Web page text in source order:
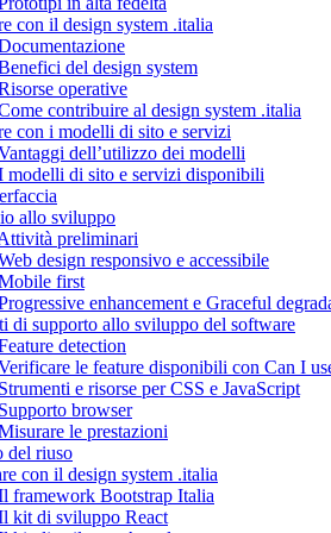
con il design system .italia
del design system
operative
contribuire al design system .italia
con i modelli di sito e servizi
dell’utilizzo dei modelli
modelli di sito e servizi disponibili
allo sviluppo
preliminari
design responsivo e accessibile
first
enhancement e Graceful
di supporto allo sviluppo del software
detection
le feature disponibili con Can I
e risorse per CSS e JavaScript
browser
le prestazioni
del riuso
con il design system .italia
framework Bootstrap Italia
kit di sviluppo React